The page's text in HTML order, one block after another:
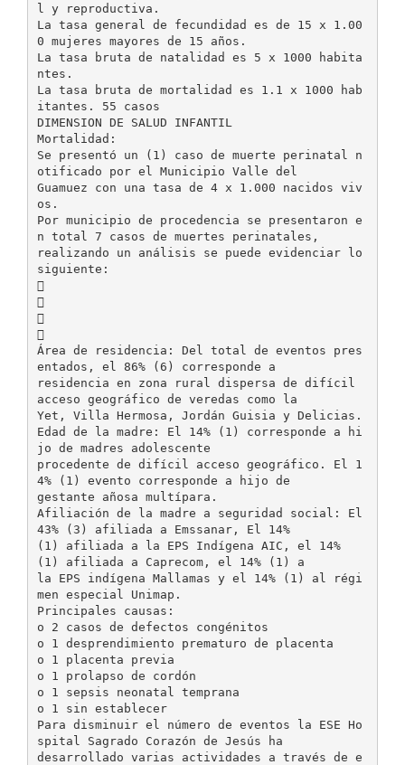
l y reproductiva.
La tasa general de fecundidad es de 15 x 1.00
0 mujeres mayores de 15 años.
La tasa bruta de natalidad es 5 x 1000 habita
ntes.
La tasa bruta de mortalidad es 1.1 x 1000 hab
itantes. 55 casos
DIMENSION DE SALUD INFANTIL
Mortalidad:
Se presentó un (1) caso de muerte perinatal n
otificado por el Municipio Valle del
Guamuez con una tasa de 4 x 1.000 nacidos viv
os.
Por municipio de procedencia se presentaron e
n total 7 casos de muertes perinatales,
realizando un análisis se puede evidenciar lo
siguiente:




Área de residencia: Del total de eventos pres
entados, el 86% (6) corresponde a
residencia en zona rural dispersa de difícil
acceso geográfico de veredas como la
Yet, Villa Hermosa, Jordán Guisia y Delicias.
Edad de la madre: El 14% (1) corresponde a hi
jo de madres adolescente
procedente de difícil acceso geográfico. El 1
4% (1) evento corresponde a hijo de
gestante añosa multípara.
Afiliación de la madre a seguridad social: El
43% (3) afiliada a Emssanar, El 14%
(1) afiliada a la EPS Indígena AIC, el 14%
(1) afiliada a Caprecom, el 14% (1) a
la EPS indígena Mallamas y el 14% (1) al régi
men especial Unimap.
Principales causas:
o 2 casos de defectos congénitos
o 1 desprendimiento prematuro de placenta
o 1 placenta previa
o 1 prolapso de cordón
o 1 sepsis neonatal temprana
o 1 sin establecer
Para disminuir el número de eventos la ESE Ho
spital Sagrado Corazón de Jesús ha
desarrollado varias actividades a través de e